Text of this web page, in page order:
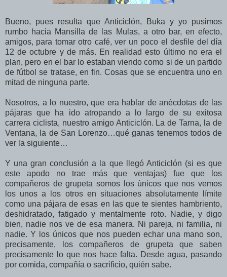
Bueno, pues resulta que Anticiclón, Buka y yo pusimos
rumbo hacia Mansilla de las Mulas, a otro bar, en efecto,
amigos, para tomar otro café, ver un poco el desfile del día
12 de octubre y de más. En realidad esto último no era el
plan, pero en el bar lo estaban viendo como si de un partido
de fútbol se tratase, en fin. Cosas que se encuentra uno en
mitad de ninguna parte.
Nosotros, a lo nuestro, que era hablar de anécdotas de las
pájaras que ha ido atropando a lo largo de su exitosa
carrera ciclista, nuestro amigo Anticiclón. La de Tarna, la de
Ventana, la de San Lorenzo…qué ganas tenemos todos de
ver la siguiente…
Y una gran conclusión a la que llegó Anticiclón (si es que
este apodo no trae más que ventajas) fue que los
compañeros de grupeta somos los únicos que nos vemos
los unos a los otros en situaciones absolutamente límite
como una pájara de esas en las que te sientes hambriento,
deshidratado, fatigado y mentalmente roto. Nadie, y digo
bien, nadie nos ve de esa manera. Ni pareja, ni familia, ni
nadie. Y los únicos que nos pueden echar una mano son,
precisamente, los compañeros de grupeta que saben
precisamente lo que nos hace falta. Desde agua, pasando
por comida, compañía o sacrificio, quién sabe.